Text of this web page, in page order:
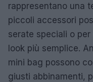
rappresentano una
piccoli accessori
serate speciali o
look più semplice.
mini bag possono
giusti abbinamenti,